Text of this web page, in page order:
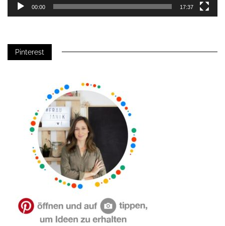
00:00 17:37
Pinterest